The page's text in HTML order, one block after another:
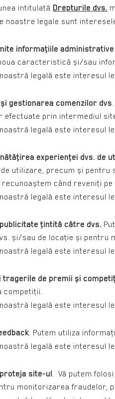
intitulată Drepturile dvs.
legale sunt interesele
informaţiile
caracteristică și/sau
legală este interesul
gestionarea comenzilor dvs
efectuate prin intermediul
legală este interesul
experienţei dvs. de
utilizare, precum și
recunoaștem când reveniţi
legală este interesul
ţintită către dvs.
și/sau de locaţie și
legală este interesul
tragerile de premii și
competiţii.
legală este interesul
. Putem utiliza
legală este interesul
site-ul. Vă putem
monitorizarea